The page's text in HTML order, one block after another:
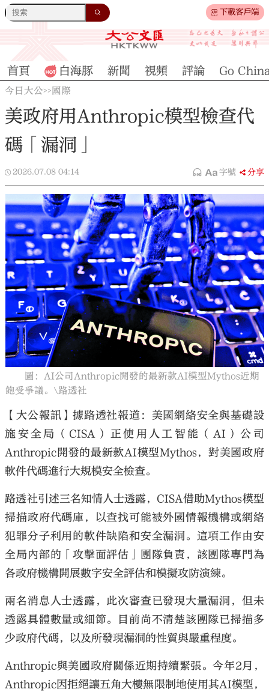
下載客戶端
大公文匯
首頁 白海豚 新聞 視頻 評論 Go
今日大公>> 國際
美政府用Anthropic模型檢查代
碼「漏洞」
2026.07.08 04:14 字號 分享
圖：AI公司Anthropic開發的最新款AI模型Mythos近期
飽受爭議。\路透社
【大公報訊】據路透社報道：美國網絡安全與基礎設
施安全局（CISA）正使用人工智能（AI）公司
Anthropic開發的最新款AI模型Mythos，對美國政府
軟件代碼進行大規模安全檢查。
路透社引述三名知情人士透露，CISA借助Mythos模型
掃描政府代碼庫，以查找可能被外國情報機構或網絡
犯罪分子利用的軟件缺陷和安全漏洞。這項工作由安
全局內部的「攻擊面評估」團隊負責，該團隊專門為
各政府機構開展數字安全評估和模擬攻防演練。
兩名消息人士透露，此次審查已發現大量漏洞，但未
透露具體數量或細節。目前尚不清楚該團隊已掃描多
少政府代碼，以及所發現漏洞的性質與嚴重程度。
Anthropic與美國政府關係近期持續緊張。今年2月，
Anthropic因拒絕讓五角大樓無限制地使用其AI模型，